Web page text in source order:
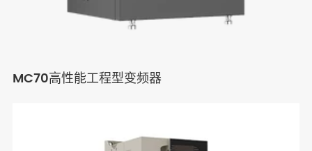
MC70高性能工程型变频器